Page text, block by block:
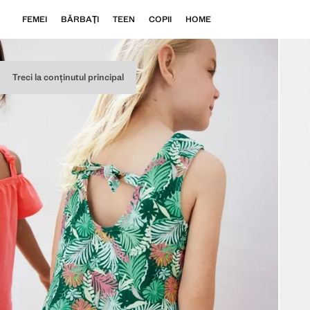
Treci la conținutul principal
FEMEI BĂRBAŢI TEEN COPII HOME